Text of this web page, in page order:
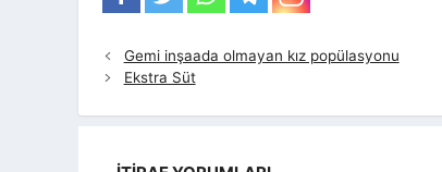
Gemi inşaada olmayan kız popülasyonu
Ekstra Süt